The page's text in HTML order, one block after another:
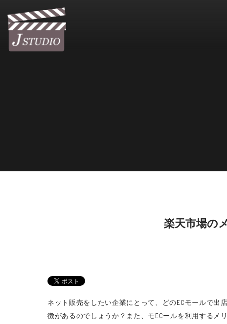
楽天市場の
ネット販売をしたい企業にとって、どのECモールで
徴があるのでしょうか？また、モECールを利用するメ